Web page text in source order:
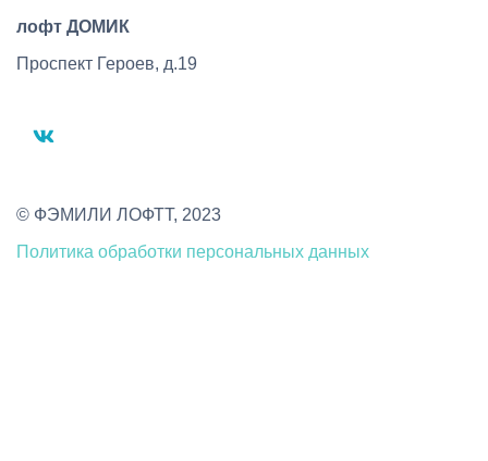
лофт ДОМИК
Проспект Героев, д.19
© ФЭМИЛИ ЛОФТТ, 2023
Политика обработки персональных данных